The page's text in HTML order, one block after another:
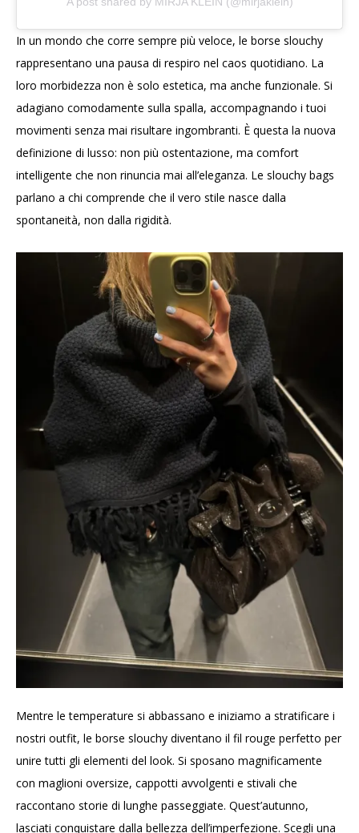
In un mondo che corre sempre più veloce, le borse slouchy
rappresentano una pausa di respiro nel caos quotidiano. La
loro morbidezza non è solo estetica, ma anche funzionale. Si
adagiano comodamente sulla spalla, accompagnando i tuoi
movimenti senza mai risultare ingombranti. È questa la nuova
definizione di lusso: non più ostentazione, ma comfort
intelligente che non rinuncia mai all’eleganza. Le slouchy bags
parlano a chi comprende che il vero stile nasce dalla
spontaneità, non dalla rigidità.
Mentre le temperature si abbassano e iniziamo a stratificare i
nostri outfit, le borse slouchy diventano il fil rouge perfetto per
unire tutti gli elementi del look. Si sposano magnificamente
con maglioni oversize, cappotti avvolgenti e stivali che
raccontano storie di lunghe passeggiate. Quest’autunno,
lasciati conquistare dalla bellezza dell’imperfezione. Scegli una